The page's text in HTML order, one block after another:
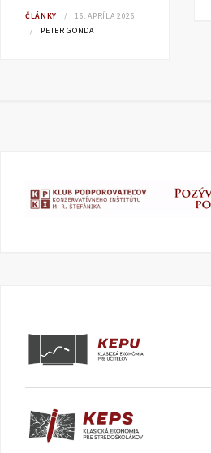
ČLÁNKY
16. APRÍLA 2026
PETER GONDA